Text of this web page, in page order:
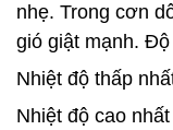
nhẹ. Trong cơn
gió giật mạnh.
Nhiệt độ thấp
Nhiệt độ cao